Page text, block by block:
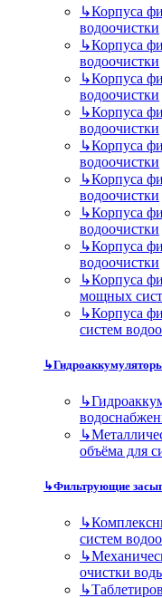
↳Корпуса
водоочистки
↳Корпуса
водоочистки
↳Корпуса
водоочистки
↳Корпуса
водоочистки
↳Корпуса
водоочистки
↳Корпуса
водоочистки
↳Корпуса
водоочистки
↳Корпуса
водоочистки
↳Корпуса
мощных
↳Корпуса
систем
↳
↳
↳
объёма для
↳Фильтрующие
↳
систем
↳
очистки
↳